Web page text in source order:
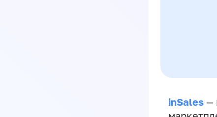
inSales —